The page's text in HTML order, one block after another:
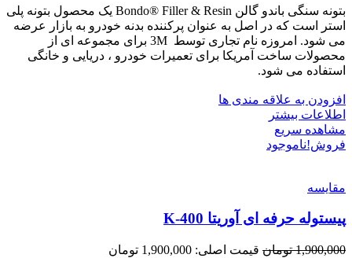
بتونه سنگی باندو گالن Bondo® Filler & Resin یک محصول بتونه پلی
استر است که در اصل به عنوان پرکننده بدنه خودرو به بازار عرضه
می شود. امروزه نام تجاری توسط 3M برای مجموعه ای از
محصولات ساخت آمریکا برای تعمیرات خودرو ، دریایی و خانگی
استفاده می شود.
افزودن به علاقه مندی ها
اطلاعات بیشتر
مشاهده سریع
فروش!ناموجود
مقایسه
پیستوله حرفه ای آوریتا K-400
1,900,000 تومان
قیمت اصلی: 1,900,000 تومان